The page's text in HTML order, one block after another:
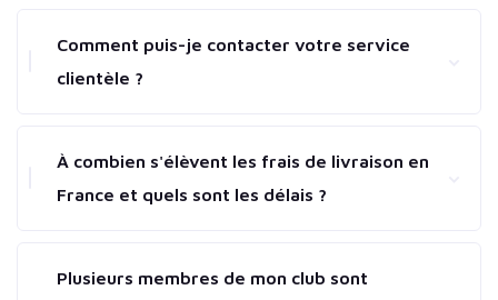
Comment puis-je contacter votre service
clientèle ?
À combien s'élèvent les frais de livraison en
France et quels sont les délais ?
Plusieurs membres de mon club sont